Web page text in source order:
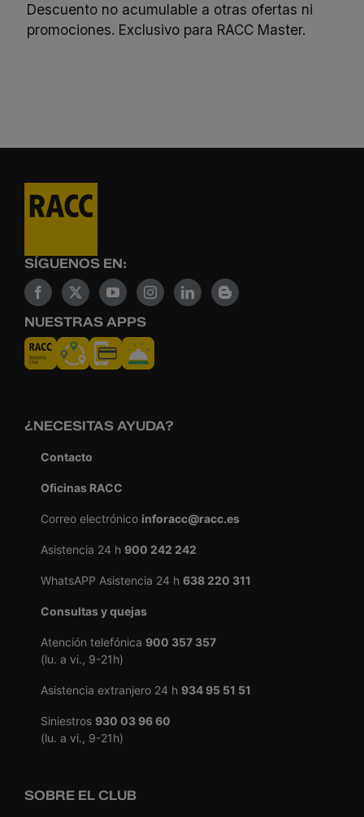
Descuento no acumulable a otras ofertas ni
promociones. Exclusivo para RACC Master.
SÍGUENOS EN:
NUESTRAS APPS
¿NECESITAS AYUDA?
Contacto
Oficinas RACC
Correo electrónico inforacc@racc.es
Asistencia 24 h 900 242 242
WhatsAPP Asistencia 24 h 638 220 311
Consultas y quejas
Atención telefónica 900 357 357
(lu. a vi., 9-21h)
Asistencia extranjero 24 h 934 95 51 51
Siniestros 930 03 96 60
(lu. a vi., 9-21h)
SOBRE EL CLUB